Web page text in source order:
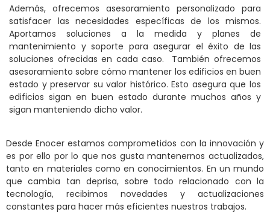
Además, ofrecemos asesoramiento personalizado para
satisfacer las necesidades específicas de los mismos.
Aportamos soluciones a la medida y planes de
mantenimiento y soporte para asegurar el éxito de las
soluciones ofrecidas en cada caso. También ofrecemos
asesoramiento sobre cómo mantener los edificios en buen
estado y preservar su valor histórico. Esto asegura que los
edificios sigan en buen estado durante muchos años y
sigan manteniendo dicho valor.
Desde Enocer estamos comprometidos con la innovación y
es por ello por lo que nos gusta mantenernos actualizados,
tanto en materiales como en conocimientos. En un mundo
que cambia tan deprisa, sobre todo relacionado con la
tecnología, recibimos novedades y actualizaciones
constantes para hacer más eficientes nuestros trabajos.